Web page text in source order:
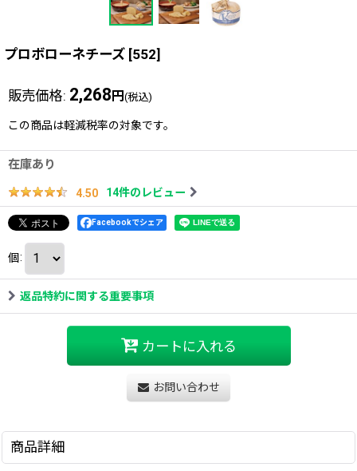
プロボローネチーズ [552]
販売価格: 2,268 円 (税込)
この商品は軽減税率の対象です。
在庫あり
4.50 14件のレビュー
Facebookでシェア
個:
返品特約に関する重要事項
カートに入れる
お問い合わせ
商品詳細